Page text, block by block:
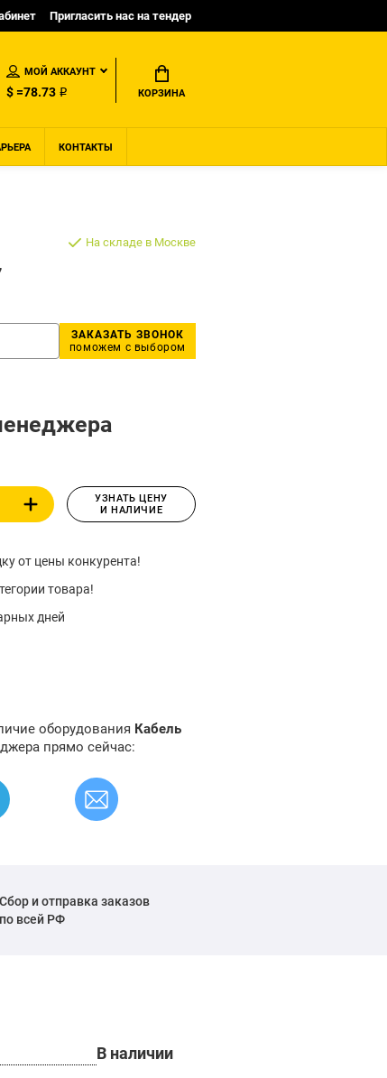
Пригласить нас на тендер
МОЙ АККАУНТ
$ =78.73 ₽ КОРЗИНА
КОНТАКТЫ
На складе в Москве
ЗАКАЗАТЬ ЗВОНОК
поможем с выбором
УЗНАТЬ ЦЕНУ
И НАЛИЧИЕ
от цены конкурента!
товара!
дней
оборудования Кабель
прямо сейчас:
Сбор и отправка заказов
по всей РФ
В наличии